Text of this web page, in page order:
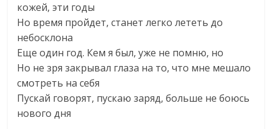
кожей, эти годы
Но время пройдет, станет легко лететь до
небосклона
Еще один год. Кем я был, уже не помню, но
Но не зря закрывал глаза на то, что мне мешало
смотреть на себя
Пускай говорят, пускаю заряд, больше не боюсь
нового дня